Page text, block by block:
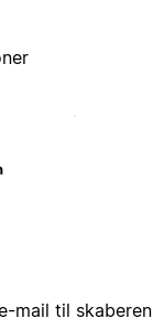
mail til skaberen